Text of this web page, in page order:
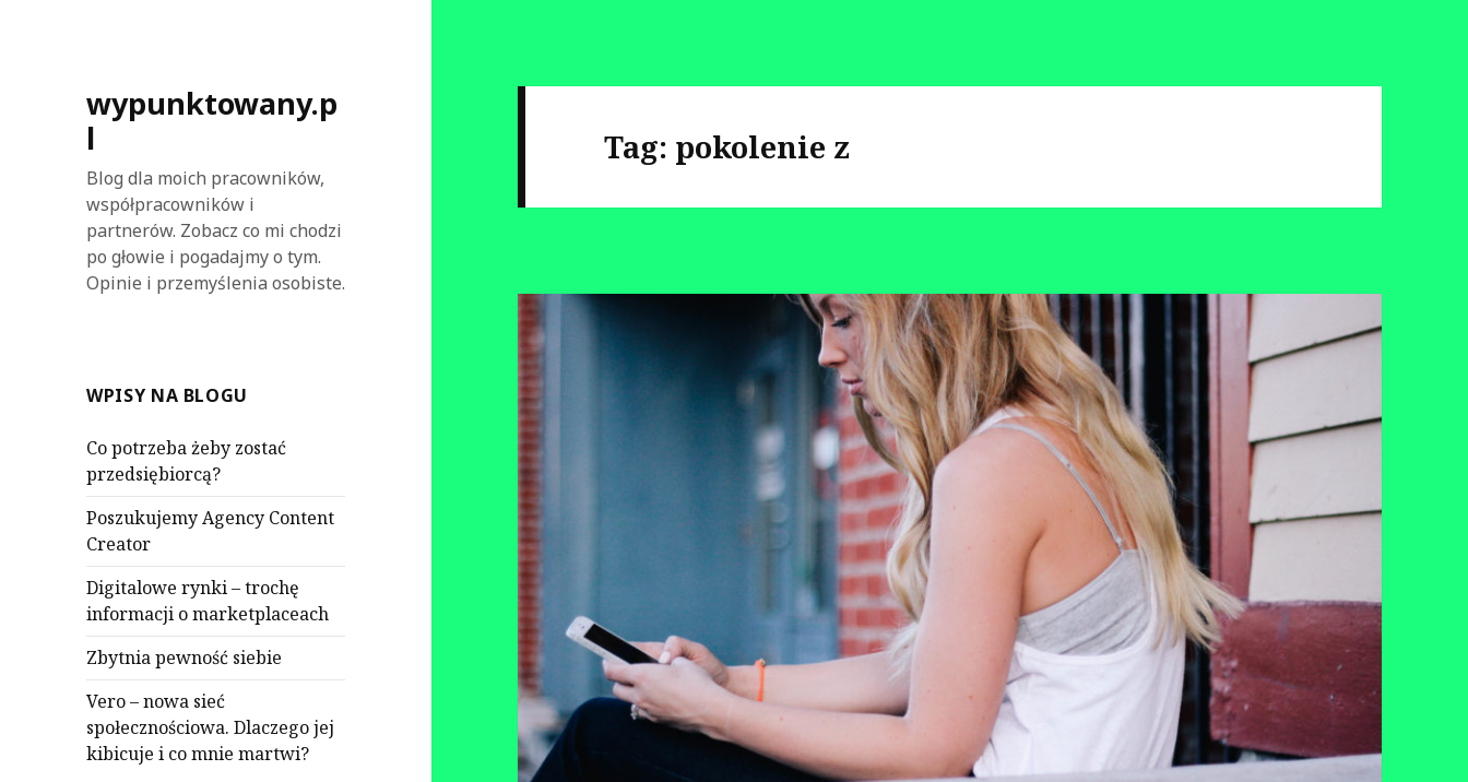
wypunktowany.p
l
Blog dla moich pracowników,
współpracowników i
partnerów. Zobacz co mi chodzi
po głowie i pogadajmy o tym.
Opinie i przemyślenia osobiste.
WPISY NA BLOGU
Co potrzeba żeby zostać
przedsiębiorcą?
Poszukujemy Agency Content
Creator
Digitalowe rynki – trochę
informacji o marketplaceach
Zbytnia pewność siebie
Vero – nowa sieć
społecznościowa. Dlaczego jej
kibicuje i co mnie martwi?
Tag: pokolenie z